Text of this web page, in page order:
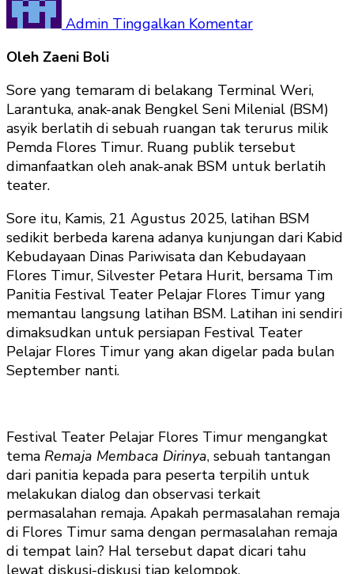
Admin Tinggalkan KomentarBSM
Dinas
Pariwisata
dan
Kebudayaan
Flores
Oleh Zaeni Boli
Sore yang temaram di belakang Terminal Weri,
Larantuka, anak-anak Bengkel Seni Milenial (BSM)
asyik berlatih di sebuah ruangan tak terurus milik
Pemda Flores Timur. Ruang publik tersebut
dimanfaatkan oleh anak-anak BSM untuk berlatih
teater.
Sore itu, Kamis, 21 Agustus 2025, latihan BSM
sedikit berbeda karena adanya kunjungan dari Kabid
Kebudayaan Dinas Pariwisata dan Kebudayaan
Flores Timur, Silvester Petara Hurit, bersama Tim
Panitia Festival Teater Pelajar Flores Timur yang
memantau langsung latihan BSM. Latihan ini sendiri
dimaksudkan untuk persiapan Festival Teater
Pelajar Flores Timur yang akan digelar pada bulan
September nanti.
Festival Teater Pelajar Flores Timur mengangkat
tema Remaja Membaca Dirinya, sebuah tantangan
dari panitia kepada para peserta terpilih untuk
melakukan dialog dan observasi terkait
permasalahan remaja. Apakah permasalahan remaja
di Flores Timur sama dengan permasalahan remaja
di tempat lain? Hal tersebut dapat dicari tahu
lewat diskusi-diskusi tiap kelompok.